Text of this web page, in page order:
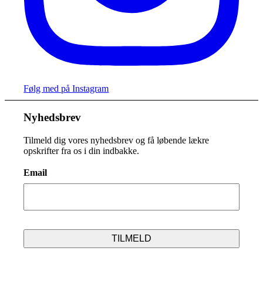
Følg med på Instagram
Nyhedsbrev
Tilmeld dig vores nyhedsbrev og få løbende lækre
opskrifter fra os i din indbakke.
Email